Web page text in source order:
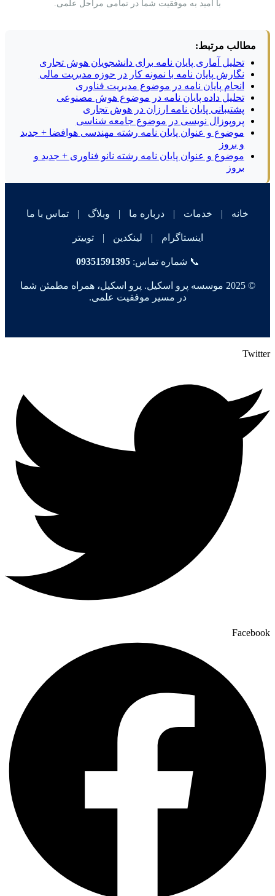
با امید به موفقیت شما در تمامی مراحل علمی.
مطالب مرتبط:
تحلیل آماری پایان نامه برای دانشجویان هوش تجاری
نگارش پایان نامه با نمونه کار در حوزه مدیریت مالی
انجام پایان نامه در موضوع مدیریت فناوری
تحلیل داده پایان نامه در موضوع هوش مصنوعی
پشتیبانی پایان نامه ارزان در هوش تجاری
پروپوزال نویسی در موضوع جامعه شناسی
موضوع و عنوان پایان نامه رشته مهندسی هوافضا + جدید
و بروز
موضوع و عنوان پایان نامه رشته نانو فناوری + جدید و
بروز
خانه | خدمات | درباره ما | وبلاگ | تماس با ما
اینستاگرام | لینکدین | توییتر
📞 شماره تماس:09351591395
© 2025 موسسه پرو اسکیل. پرو اسکیل، همراه مطمئن شما
در مسیر موفقیت علمی.
Twitter
Facebook